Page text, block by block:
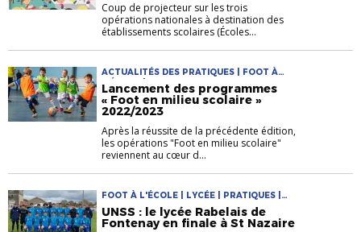
Coup de projecteur sur les trois
opérations nationales à destination des
établissements scolaires (Écoles...
ACTUALITÉS DES PRATIQUES | FOOT À
L'ÉCOLE | PRATIQUES
Lancement des programmes
« Foot en milieu scolaire »
2022/2023
Après la réussite de la précédente édition,
les opérations "Foot en milieu scolaire"
reviennent au cœur d...
FOOT À L'ÉCOLE | LYCÉE | PRATIQUES |
SECTIONS SPORTIVES SCOLAIRES
UNSS : le lycée Rabelais de
Fontenay en finale à St Nazaire